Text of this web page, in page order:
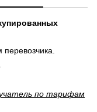
по тарифам